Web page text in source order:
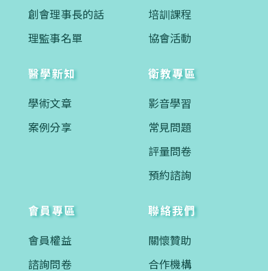
創會理事長的話
理監事名單
培訓課程
協會活動
醫學新知
學術文章
案例分享
衛教專區
影音學習
常見問題
評量問卷
預約諮詢
會員專區
會員權益
諮詢問卷
聯絡我們
關懷贊助
合作機構